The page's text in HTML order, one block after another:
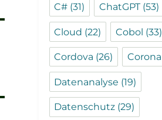
C# (31) ChatGPT(53)
Cloud (22) Cobol (33)
Cordova (26) Corona
Datenanalyse (19)
Datenschutz (29)